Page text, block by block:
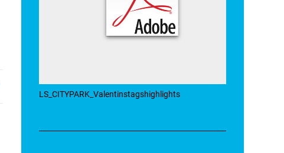
LS_CITYPARK_Valentinstagshighlights